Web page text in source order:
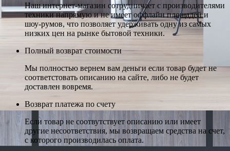
Наш интернет-магазин сотрудничает с производителями
техники напрямую и не имеет оффлайн площадей и
шоу-румов, что позволяет удерживать одну из самых
низких цен на рынке бытовой техники.
Полный возврат стоимости
Мы полностью вернем вам деньги если товар будет не
соответстовать описанию на сайте, либо не будет
доставлен вовремя.
Возврат платежа по счету
Если товар не соотвутствует описанию или имеет
другие несоответствия, мы возвращаем средства на счет,
с которого производилась оплата.